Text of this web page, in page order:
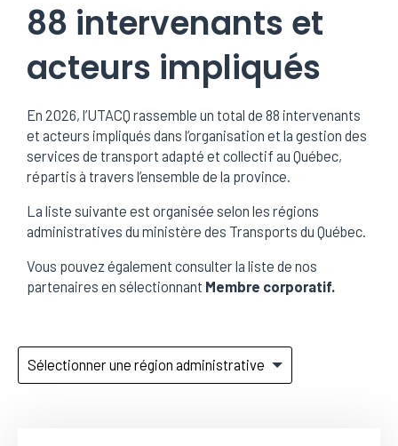
88 intervenants et
acteurs impliqués
En 2026, l’UTACQ rassemble un total de 88 intervenants
et acteurs impliqués dans l’organisation et la gestion des
services de transport adapté et collectif au Québec,
répartis à travers l’ensemble de la province.
La liste suivante est organisée selon les régions
administratives du ministère des Transports du Québec.
Vous pouvez également consulter la liste de nos
partenaires en sélectionnant Membre corporatif.